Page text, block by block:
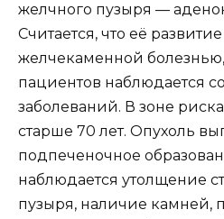
желчного пузыря —
Считается, что её
желчекаменной
пациентов наблюдается
заболеваний. В зоне
старше 70 лет. Опухоль
подпеченочное
наблюдается утолщение
пузыря, наличие камней,